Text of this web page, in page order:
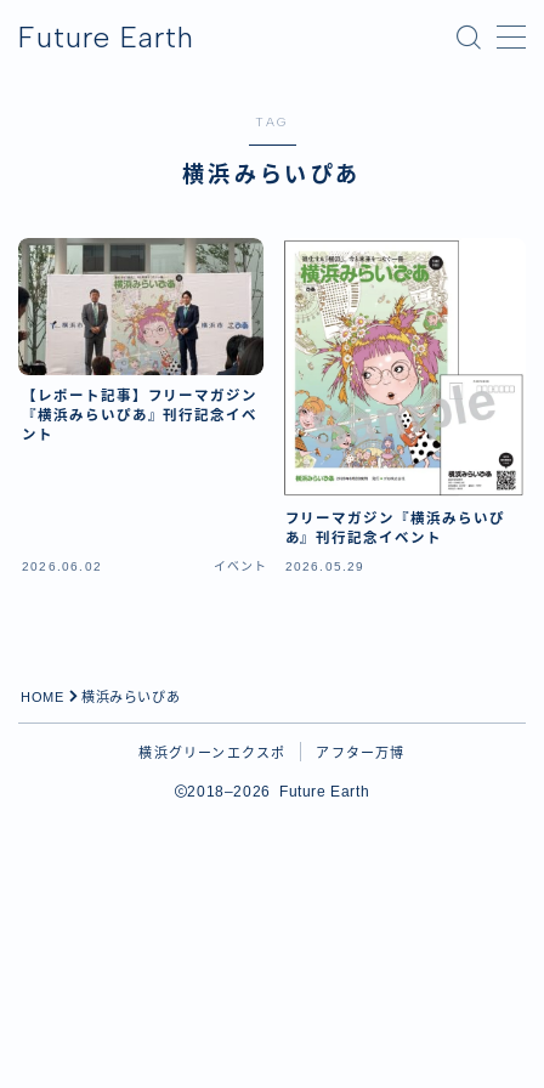
Future Earth
横浜グリーンエクスポ
TAG
横浜みらいぴあ
【レポート記事】フリーマガジン
『横浜みらいぴあ』刊行記念イベ
ント
2026.06.02 イベント
フリーマガジン『横浜みらいぴ
あ』刊行記念イベント
2026.05.29
HOME 横浜みらいぴあ
横浜グリーンエクスポ アフター万博
2018–2026 Future Earth